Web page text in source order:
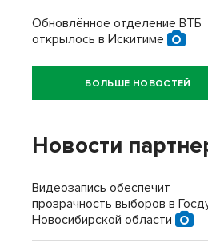
Обновлённое отделение ВТБ
открылось в Искитиме
БОЛЬШЕ НОВОСТЕЙ
Новости
Видеозапись обеспечит
прозрачность выборов в
Новосибирской области